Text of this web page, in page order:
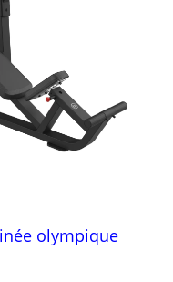
olympique